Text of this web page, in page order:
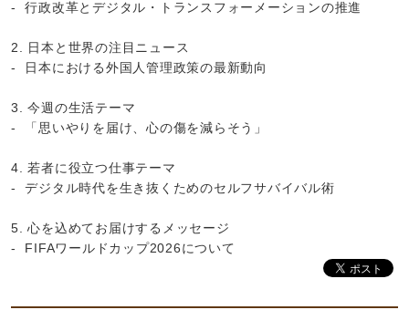
- 行政改革とデジタル・トランスフォーメーションの推進
2. 日本と世界の注目ニュース
- 日本における外国人管理政策の最新動向
3. 今週の生活テーマ
- 「思いやりを届け、心の傷を減らそう」
4. 若者に役立つ仕事テーマ
- デジタル時代を生き抜くためのセルフサバイバル術
5. 心を込めてお届けするメッセージ
- FIFAワールドカップ2026について